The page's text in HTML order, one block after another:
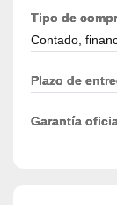
Tipo de
Contado,
Plazo de
Garantía